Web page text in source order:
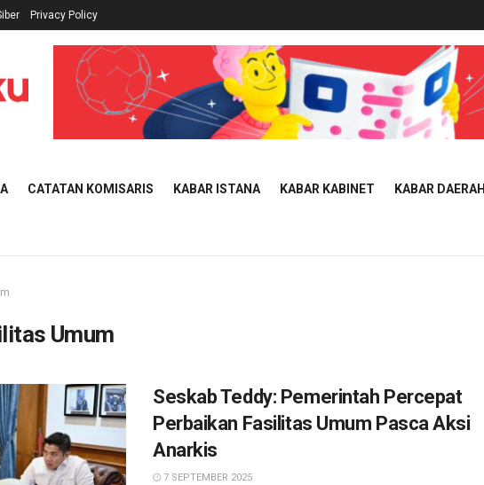
Privacy Policy
CATATAN KOMISARIS KABAR ISTANA KABAR KABINET KABAR DAERAH
Umum
Seskab Teddy: Pemerintah Percepat
Perbaikan Fasilitas Umum Pasca Aksi
Anarkis
7 SEPTEMBER 2025